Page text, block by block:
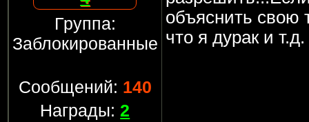
Группа:
Заблокированные
Сообщений: 140
Награды:2
объяснить свою
что я дурак и т.д.